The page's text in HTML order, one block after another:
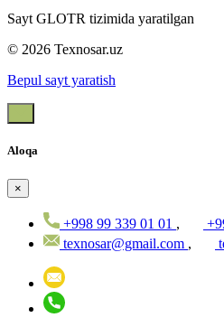
Sayt GLOTR tizimida yaratilgan
© 2026 Texnosar.uz
Bepul sayt yaratish
Aloqa
×
+998 99 339 01 01 ,
texnosar@gmail.com ,